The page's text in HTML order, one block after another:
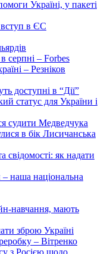
Україні, у пакеті
вступ в ЄС
серпні – Forbes
– Резніков
доступні в “Дії”
статус для України і
судити Медведчука
в бік Лисичанська
свідомості: як надати
наша національна
навчання, мають
зброю Україні
– Вітренко